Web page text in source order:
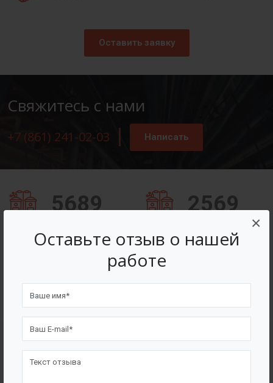
Оставьте отзыв о нашей
работе
×
Оставить заявку
Свяжитесь с нами
+7 (861) 241-02-03 Написать
5689 2569
Счастливых клиентов
Сертификаты